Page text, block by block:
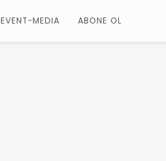
EVENT-MEDIA ABONE OL